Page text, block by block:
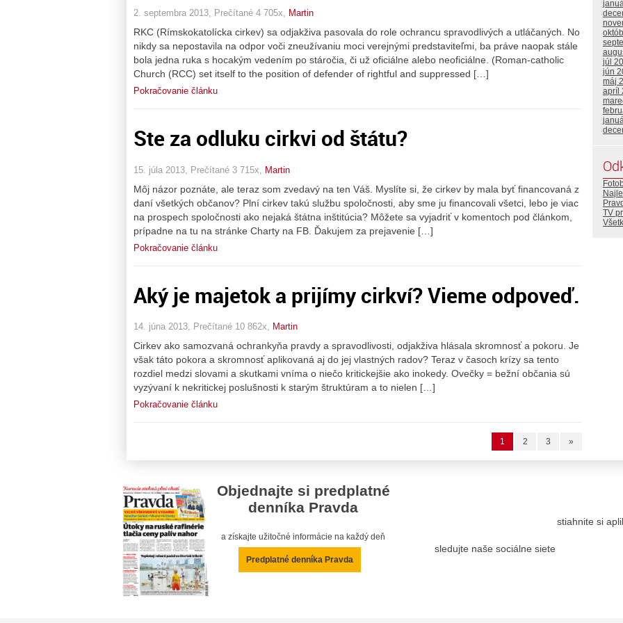
2. septembra 2013, Prečítané 4 705x, Martin
RKC (Rímskokatolícka cirkev) sa odjakživa pasovala do role ochrancu spravodlivých a utláčaných. No
nikdy sa nepostavila na odpor voči zneužívaniu moci verejnými predstaviteľmi, ba práve naopak stále
bola jedna ruka s hocakým vedením po stáročia, či už oficiálne alebo neoficiálne. (Roman-catholic
Church (RCC) set itself to the position of defender of rightful and suppressed […]
Pokračovanie článku
Ste za odluku cirkvi od štátu?
15. júla 2013, Prečítané 3 715x, Martin
Môj názor poznáte, ale teraz som zvedavý na ten Váš. Myslíte si, že cirkev by mala byť financovaná z
daní všetkých občanov? Plní cirkev takú službu spoločnosti, aby sme ju financovali všetci, lebo je viac
na prospech spoločnosti ako nejaká štátna inštitúcia? Môžete sa vyjadriť v komentoch pod článkom,
prípadne na tu na stránke Charty na FB. Ďakujem za prejavenie […]
Pokračovanie článku
Aký je majetok a prijímy cirkví? Vieme odpoveď.
14. júna 2013, Prečítané 10 862x, Martin
Cirkev ako samozvaná ochrankyňa pravdy a spravodlivosti, odjakživa hlásala skromnosť a pokoru. Je
však táto pokora a skromnosť aplikovaná aj do jej vlastných radov? Teraz v časoch krízy sa tento
rozdiel medzi slovami a skutkami vníma o niečo kritickejšie ako inokedy. Ovečky = bežní občania sú
vyzývaní k nekritickej poslušnosti k starým štruktúram a to nielen […]
Pokračovanie článku
1 2 3 »
júl
jún
máj
apríl
TV
Objednajte si predplatné
denníka Pravda
a získajte užitočné informácie na každý deň
Predplatné denníka Pravda
sledujte naše sociálne siete
stiahnite si